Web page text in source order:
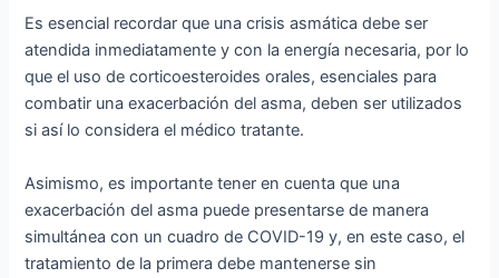
Es esencial recordar que una crisis asmática debe ser
atendida inmediatamente y con la energía necesaria, por lo
que el uso de corticoesteroides orales, esenciales para
combatir una exacerbación del asma, deben ser utilizados
si así lo considera el médico tratante.
Asimismo, es importante tener en cuenta que una
exacerbación del asma puede presentarse de manera
simultánea con un cuadro de COVID-19 y, en este caso, el
tratamiento de la primera debe mantenerse sin